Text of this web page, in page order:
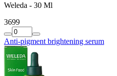
Weleda - 30 Ml
3699
Anti-pigment brightening serum